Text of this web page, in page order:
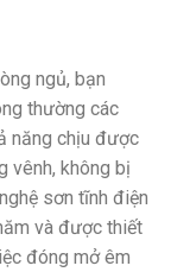
ngủ, bạn
thường các
năng chịu được
vênh, không bị
sơn tĩnh điện
và được thiết
đóng mở êm